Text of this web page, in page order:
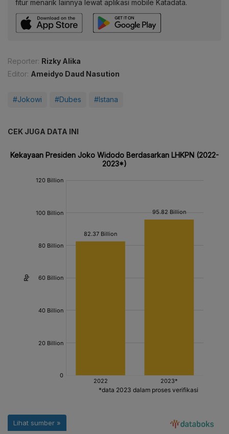
fitur menarik lainnya lewat aplikasi mobile Katadata.
Reporter: Rizky Alika
Editor: Ameidyo Daud Nasution
#Jokowi #Dubes #Istana
CEK JUGA DATA INI